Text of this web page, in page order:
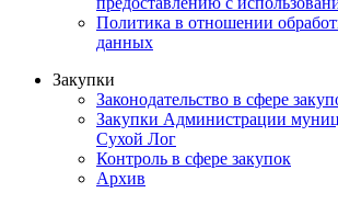
Политика в отношении
данных
Закупки
Законодательство в сфере
Закупки Администрации
Сухой Лог
Контроль в сфере закупок
Архив